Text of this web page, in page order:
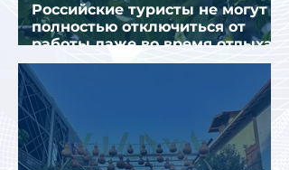
Российские туристы не могут
полностью отключиться от
работы даже во время отдыха
в Турции